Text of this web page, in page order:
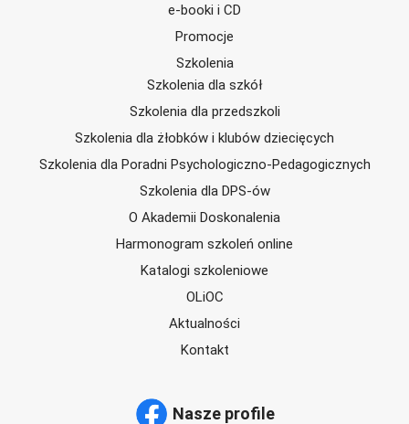
e-booki i CD
Promocje
Szkolenia
Szkolenia dla szkół
Szkolenia dla przedszkoli
Szkolenia dla żłobków i klubów dziecięcych
Szkolenia dla Poradni Psychologiczno-Pedagogicznych
Szkolenia dla DPS-ów
O Akademii Doskonalenia
Harmonogram szkoleń online
Katalogi szkoleniowe
OLiOC
Aktualności
Kontakt
Nasze profile